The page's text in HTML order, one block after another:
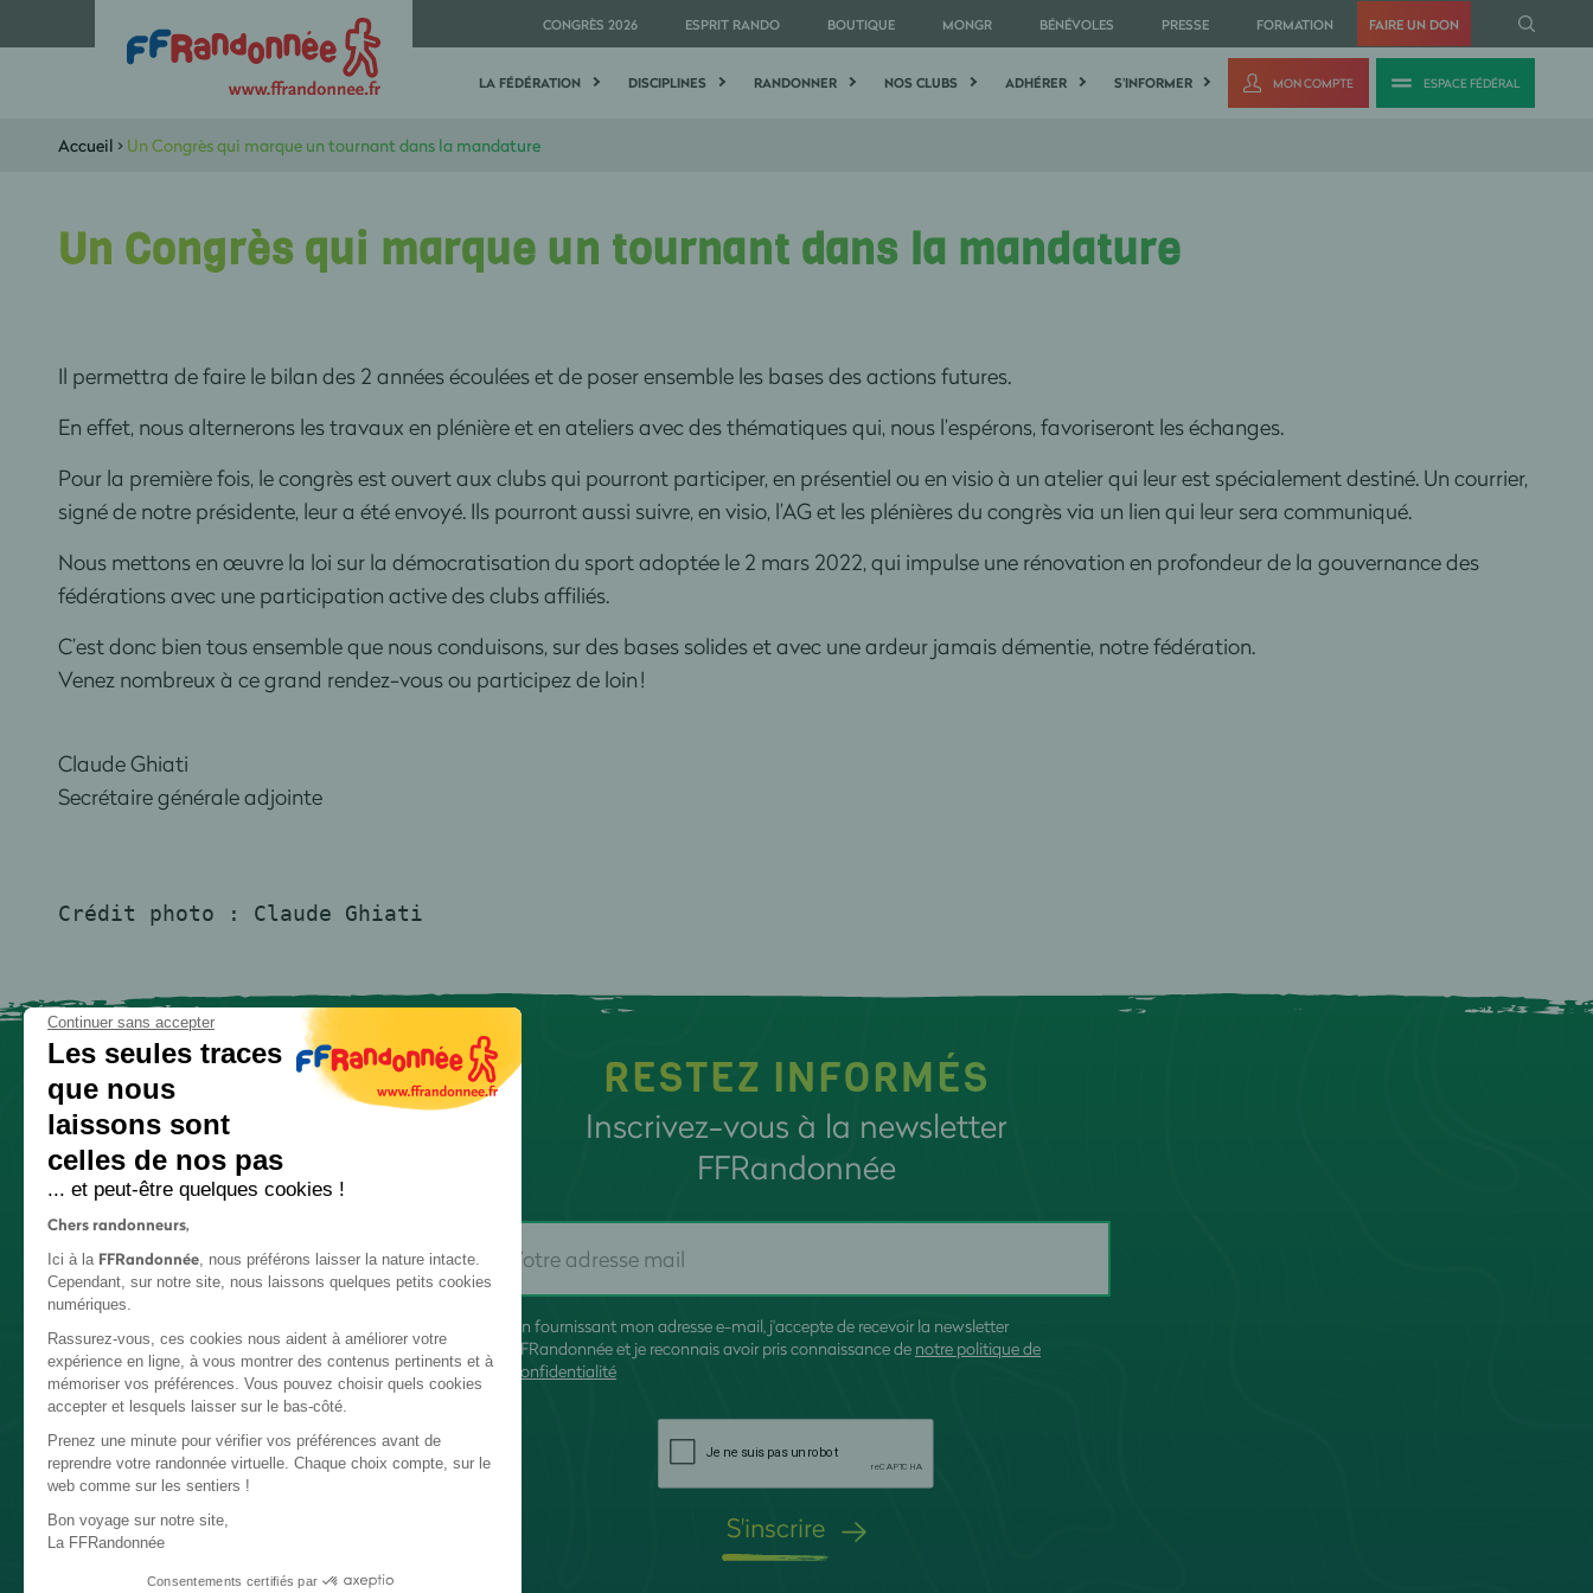
CONGRÈS 2026 ESPRIT RANDO BOUTIQUE MONGR BÉNÉVOLES PRESSE FORMATION FAIRE UN DON
LA FÉDÉRATION DISCIPLINES RANDONNER NOS CLUBS ADHÉRER S'INFORMER MON COMPTE ESPACE FÉDÉRAL
Accueil > Un Congrès qui marque un tournant dans la mandature
Un Congrès qui marque un tournant dans la mandature
Il permettra de faire le bilan des 2 années écoulées et de poser ensemble les bases des actions futures.
En effet, nous alternerons les travaux en plénière et en ateliers avec des thématiques qui, nous l’espérons, favoriseront les échanges.
Pour la première fois, le congrès est ouvert aux clubs qui pourront participer, en présentiel ou en visio à un atelier qui leur est spécialement destiné. Un courrier,
signé de notre présidente, leur a été envoyé. Ils pourront aussi suivre, en visio, l’AG et les plénières du congrès via un lien qui leur sera communiqué.
Nous mettons en œuvre la loi sur la démocratisation du sport adoptée le 2 mars 2022, qui impulse une rénovation en profondeur de la gouvernance des
fédérations avec une participation active des clubs affiliés.
C’est donc bien tous ensemble que nous conduisons, sur des bases solides et avec une ardeur jamais démentie, notre fédération.
Venez nombreux à ce grand rendez-vous ou participez de loin !
Claude Ghiati
Secrétaire générale adjointe
Crédit photo : Claude Ghiati
RESTEZ INFORMÉS
Inscrivez-vous à la newsletter
FFRandonnée
En fournissant mon adresse e-mail, j'accepte de recevoir la newsletter
FFRandonnée et je reconnais avoir pris connaissance de notre politique de
confidentialité
S'inscrire
Continuer sans accepter
Les seules traces
que nous
laissons sont
celles de nos pas
... et peut-être quelques cookies !
Chers randonneurs,
Ici à la FFRandonnée, nous préférons laisser la nature intacte.
Cependant, sur notre site, nous laissons quelques petits cookies
numériques.
Rassurez-vous, ces cookies nous aident à améliorer votre
expérience en ligne, à vous montrer des contenus pertinents et à
mémoriser vos préférences. Vous pouvez choisir quels cookies
accepter et lesquels laisser sur le bas-côté.
Prenez une minute pour vérifier vos préférences avant de
reprendre votre randonnée virtuelle. Chaque choix compte, sur le
web comme sur les sentiers !
Bon voyage sur notre site,
La FFRandonnée
Consentements certifiés par